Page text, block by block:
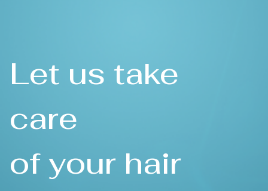
Let us take
care
of your hair